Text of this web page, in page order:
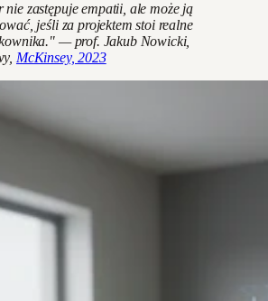
zastępuje empatii, ale może ją
jeśli za projektem stoi realne
— prof. Jakub Nowicki,
McKinsey, 2023